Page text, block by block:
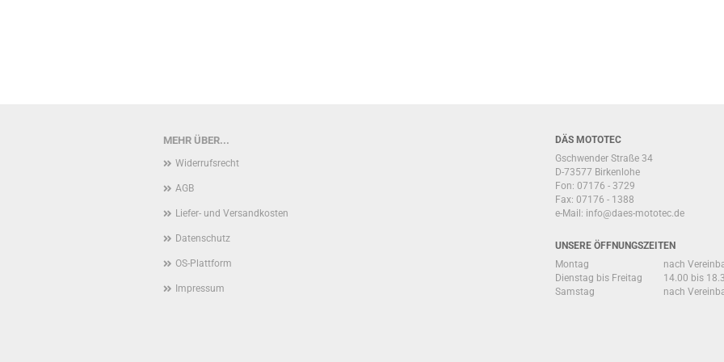
MEHR ÜBER...
Widerrufsrecht
AGB
Liefer- und Versandkosten
Datenschutz
OS-Plattform
Impressum
DÄS MOTOTEC
Gschwender Straße 34
D-73577 Birkenlohe
Fon: 07176 - 3729
Fax: 07176 - 1388
e-Mail: info@daes-mototec.de
UNSERE ÖFFNUNGSZEITEN
Montag
nach
Dienstag bis Freitag
14.00 bis
Samstag
nach